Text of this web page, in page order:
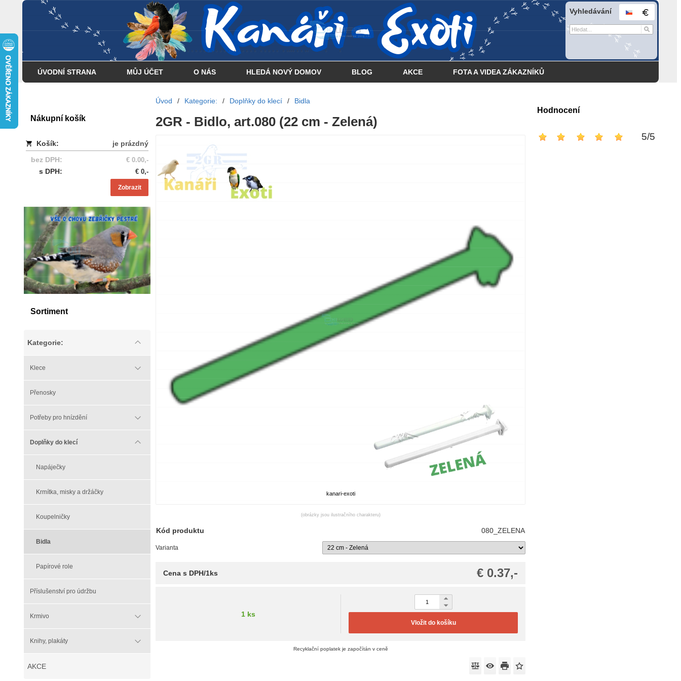
Vyhledávání
... . . . . . . . . . . . . . . . . . . . . . . . . . . . . . . . .... . . .. . .
ÚVODNÍ STRANA MŮJ ÚČET O NÁS HLEDÁ NOVÝ DOMOV BLOG AKCE FOTA A VIDEA ZÁKAZNÍKŮ
Nákupní košík
Košík:
je prázdný
bez DPH:
€ 0.00,-
s DPH: € 0,-
Zobrazit
Sortiment
Kategorie:
Klece
Přenosky
Potřeby pro hnízdění
Doplňky do klecí
Napáječky
Krmítka, misky a držáčky
Koupelničky
Bidla
Papírové role
Příslušenství pro údržbu
Krmivo
Knihy, plakáty
AKCE
Hodnocení
5/5
Úvod / Kategorie: / Doplňky do klecí / Bidla
2GR - Bidlo, art.080 (22 cm - Zelená)
kanari-exoti
(obrázky jsou ilustračního charakteru)
Kód produktu 080_ZELENA
Varianta
€ 0.37,-
Cena s DPH/1ks
1 ks
Vložit do košíku
Recyklační poplatek je započítán v ceně